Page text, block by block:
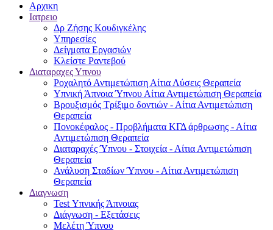
Αρχικη
Ιατρειο
Δρ Ζήσης Κουδιγκέλης
Υπηρεσίες
Δείγματα Εργασιών
Κλείστε Ραντεβού
Διαταραχες Υπνου
Ροχαλητό Αντιμετώπιση Αίτια Λύσεις Θεραπεία
Υπνική Άπνοια Ύπνου Αίτια Αντιμετώπιση Θεραπεία
Βρουξισμός Τρίξιμο δοντιών - Αίτια Αντιμετώπιση
Θεραπεία
Πονοκέφαλος - Προβλήματα ΚΓΔ άρθρωσης - Αίτια
Αντιμετώπιση Θεραπεία
Διαταραχές Ύπνου - Στοιχεία - Αίτια Αντιμετώπιση
Θεραπεία
Ανάλυση Σταδίων Ύπνου - Αίτια Αντιμετώπιση
Θεραπεία
Διαγνωση
Test Υπνικής Άπνοιας
Διάγνωση - Εξετάσεις
Μελέτη Ύπνου